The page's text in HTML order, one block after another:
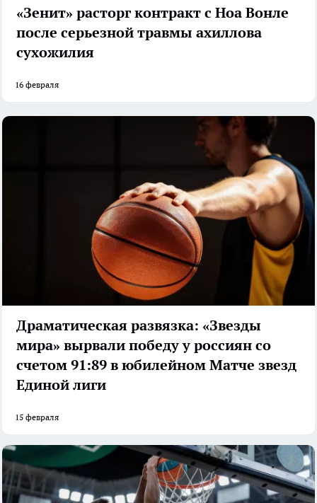
«Зенит» расторг контракт с Ноа Вонле
после серьезной травмы ахиллова
сухожилия
16 февраля
Драматическая развязка: «Звезды
мира» вырвали победу у россиян со
счетом 91:89 в юбилейном Матче звезд
Единой лиги
15 февраля